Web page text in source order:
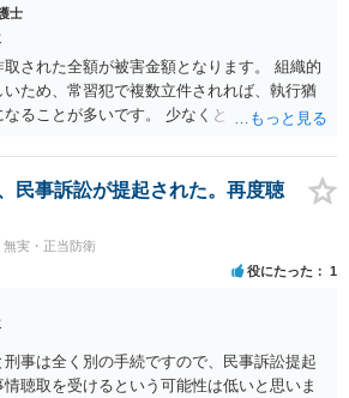
士
された全額が被害金額となります。 組織的
ため、常習犯で複数立件されれば、執行猶
ることが多いです。 少なくとも、執行猶予
者数人で被害弁済を行うこともあります。 保
ので、全て公判請求されるまで難しいです
り異なります。 弁護方針により、結果が変
している弁護人を選任されることをお勧め
民事訴訟が提起された。再度聴
無実・正当防衛
役にたった 1
事は全く別の手続ですので、民事訴訟提起
聴取を受けるという可能性は低いと思いま